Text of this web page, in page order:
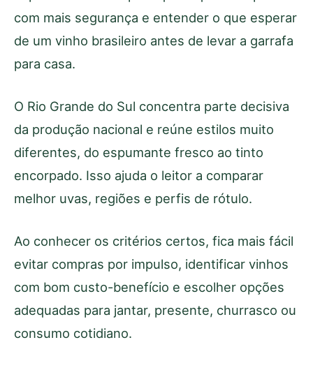
com mais segurança e entender o que esperar
de um vinho brasileiro antes de levar a garrafa
para casa.
O Rio Grande do Sul concentra parte decisiva
da produção nacional e reúne estilos muito
diferentes, do espumante fresco ao tinto
encorpado. Isso ajuda o leitor a comparar
melhor uvas, regiões e perfis de rótulo.
Ao conhecer os critérios certos, fica mais fácil
evitar compras por impulso, identificar vinhos
com bom custo-benefício e escolher opções
adequadas para jantar, presente, churrasco ou
consumo cotidiano.